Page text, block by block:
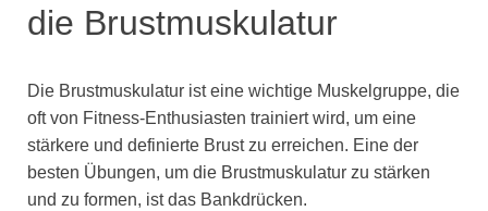
die Brustmuskulatur
Die Brustmuskulatur ist eine wichtige Muskelgruppe, die
oft von Fitness-Enthusiasten trainiert wird, um eine
stärkere und definierte Brust zu erreichen. Eine der
besten Übungen, um die Brustmuskulatur zu stärken
und zu formen, ist das Bankdrücken.